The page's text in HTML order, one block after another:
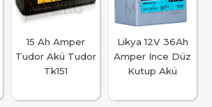
15 Ah Amper
Tudor Akü Tudor
Tk151
Likya 12V 36Ah
Amper Ince Düz
Kutup Akü